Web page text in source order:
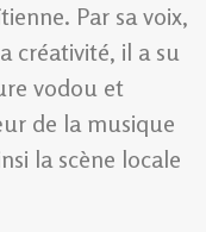
Par sa voix,
créativité, il a su
vodou et
de la musique
la scène locale